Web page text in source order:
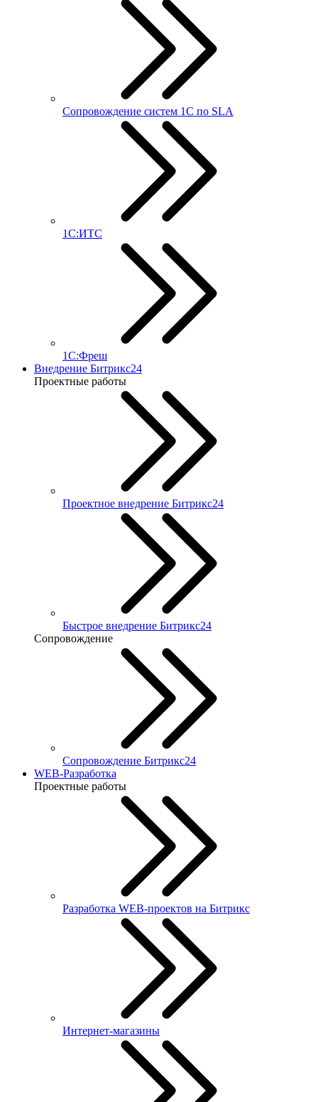
Сопровождение систем 1С по SLA
1С:ИТС
1С:Фреш
Внедрение Битрикс24
Проектные работы
Проектное внедрение Битрикс24
Быстрое внедрение Битрикс24
Сопровождение
Сопровождение Битрикс24
WEB-Разработка
Проектные работы
Разработка WEB-проектов на Битрикс
Интернет-магазины